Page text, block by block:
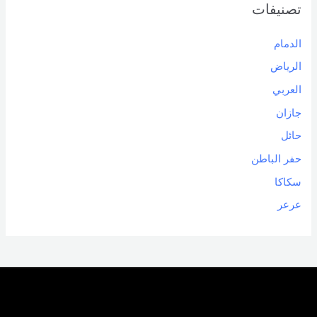
تصنيفات
الدمام
الرياض
العربي
جازان
حائل
حفر الباطن
سكاكا
عرعر